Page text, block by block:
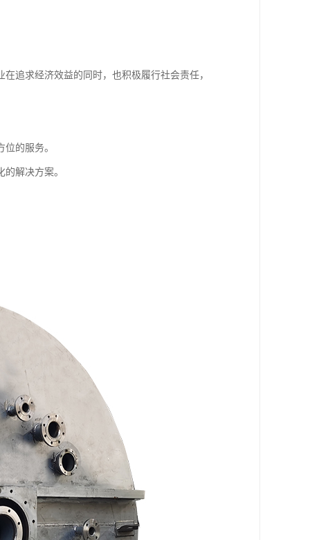
追求经济效益的同时，也积极履行社会责任，
的服务。
解决方案。